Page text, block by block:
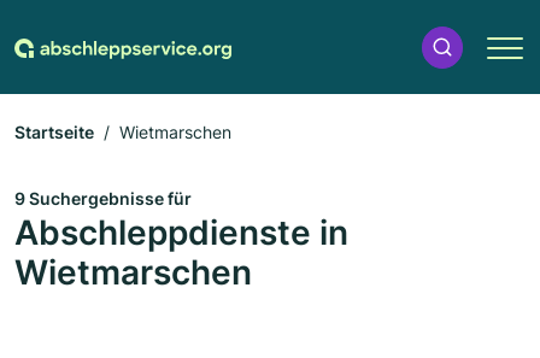
Startseite Wietmarschen
9 Suchergebnisse für
Abschleppdienste in
Wietmarschen